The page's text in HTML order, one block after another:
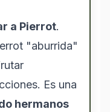
a Pierrot.
"aburrida"
Es una
hermanos